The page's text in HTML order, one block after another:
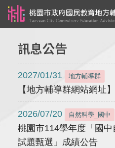
訊息公告
2027/01/31 地方輔導群
【地方輔導群網站網址】
2026/07/20 自然科學_國中
桃園市114學年度「國
試題甄選」成績公告